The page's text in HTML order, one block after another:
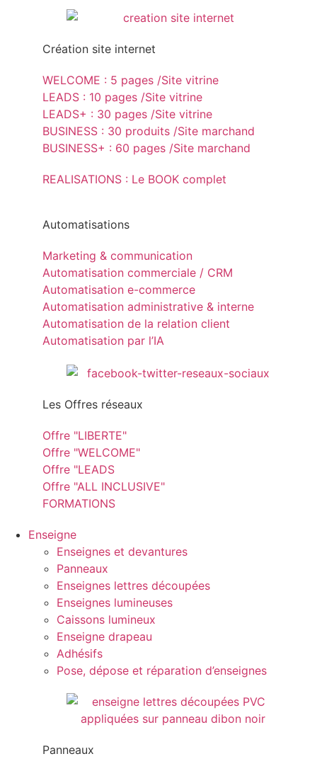
Création site internet
WELCOME : 5 pages /Site vitrine
LEADS : 10 pages /Site vitrine
LEADS+ : 30 pages /Site vitrine
BUSINESS : 30 produits /Site marchand
BUSINESS+ : 60 pages /Site marchand
REALISATIONS : Le BOOK complet
Automatisations
Marketing & communication
Automatisation commerciale / CRM
Automatisation e-commerce
Automatisation administrative & interne
Automatisation de la relation client
Automatisation par l’IA
Les Offres réseaux
Offre "LIBERTE"
Offre "WELCOME"
Offre "LEADS
Offre "ALL INCLUSIVE"
FORMATIONS
Enseigne
Enseignes et devantures
Panneaux
Enseignes lettres découpées
Enseignes lumineuses
Caissons lumineux
Enseigne drapeau
Adhésifs
Pose, dépose et réparation d’enseignes
Panneaux